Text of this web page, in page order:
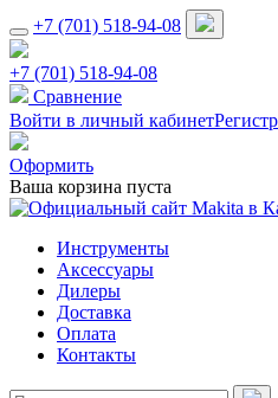
+7 (701) 518-94-08
+7 (701) 518-94-08
Сравнение
Войти в личный кабинет
Оформить
Ваша корзина пуста
Инструменты
Аксессуары
Дилеры
Доставка
Оплата
Контакты